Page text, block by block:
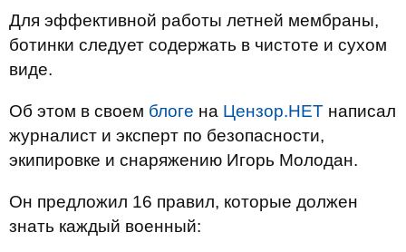
Для эффективной работы летней мембраны,
ботинки следует содержать в чистоте и сухом
виде.
Об этом в своем блоге на Цензор.НЕТ написал
журналист и эксперт по безопасности,
экипировке и снаряжению Игорь Молодан.
Он предложил 16 правил, которые должен
знать каждый военный: